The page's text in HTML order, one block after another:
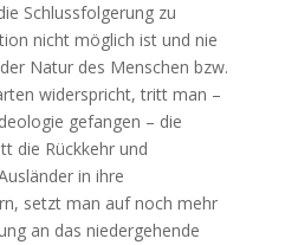
Schlussfolgerung zu
nicht möglich ist und nie
Natur des Menschen bzw.
widerspricht, tritt man –
gefangen – die
die Rückkehr und
in ihre
setzt man auf noch mehr
an das niedergehende